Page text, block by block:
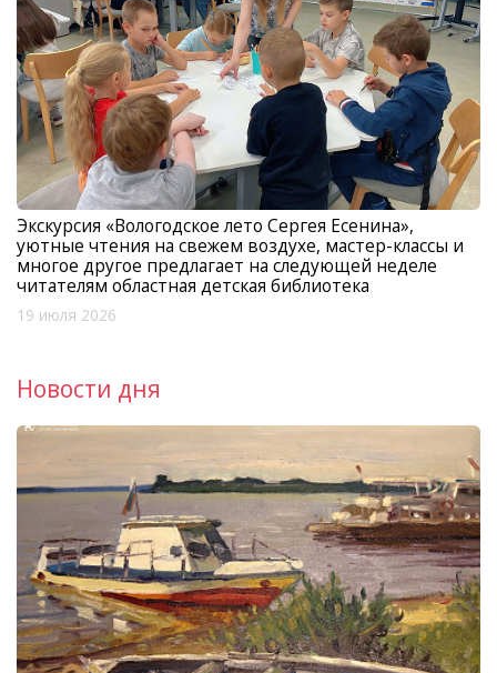
Экскурсия «Вологодское лето Сергея Есенина»,
уютные чтения на свежем воздухе, мастер-классы и
многое другое предлагает на следующей неделе
читателям областная детская библиотека
19 июля 2026
Новости дня